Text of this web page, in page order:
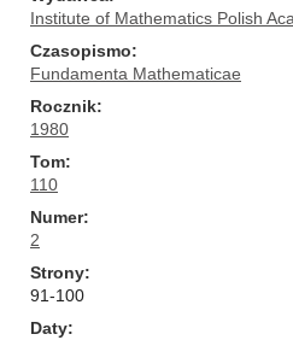
Institute of Mathematics Polish
Czasopismo
Fundamenta Mathematicae
Rocznik
1980
Tom
110
Numer
2
Strony
91-100
Daty